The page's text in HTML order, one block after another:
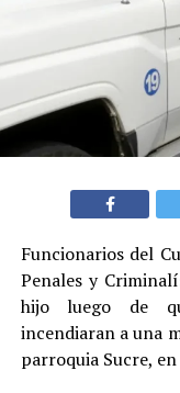
Funcionarios del
Penales y
hijo luego de
incendiaran a una
parroquia Sucre, en